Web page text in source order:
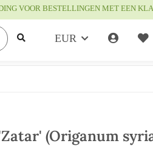
VOOR BESTELLINGEN MET EEN
EUR
(Origanum